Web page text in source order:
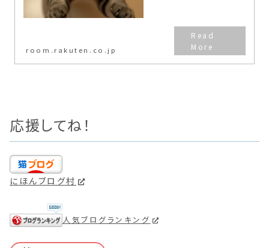
room.rakuten.co.jp
応援してね！
にほんブログ村
人気ブログランキング